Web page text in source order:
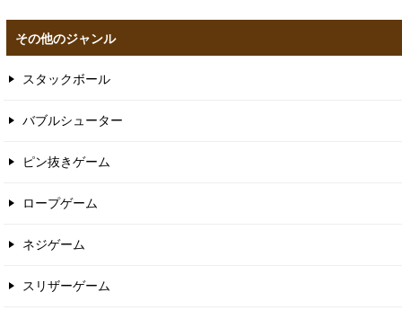
その他のジャンル
スタックボール
バブルシューター
ピン抜きゲーム
ロープゲーム
ネジゲーム
スリザーゲーム